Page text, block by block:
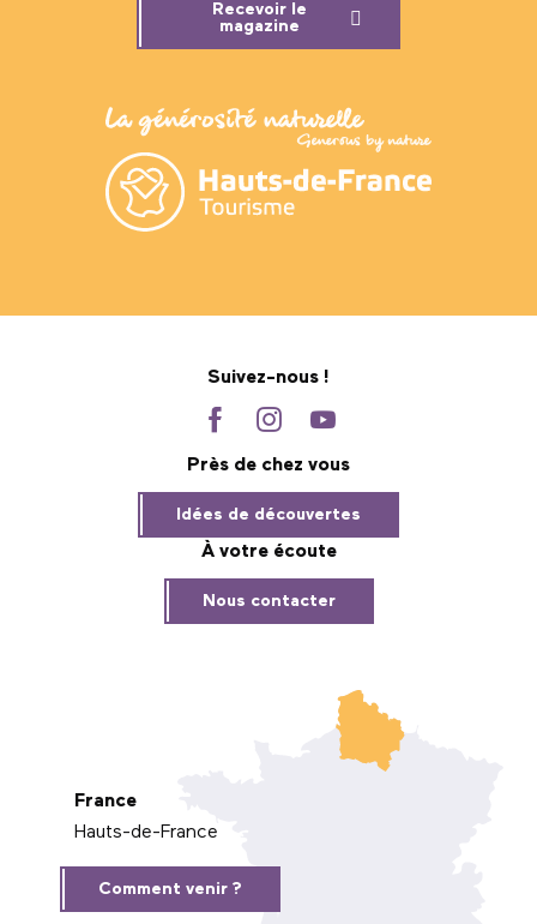
Recevoir le
magazine
Suivez-nous !
Près de chez vous
Idées de découvertes
À votre écoute
Nous contacter
France
Hauts-de-France
Comment venir ?